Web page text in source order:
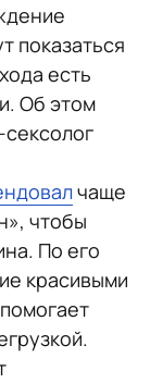
показаться
есть
Об этом
чаще
чтобы
По его
красивыми